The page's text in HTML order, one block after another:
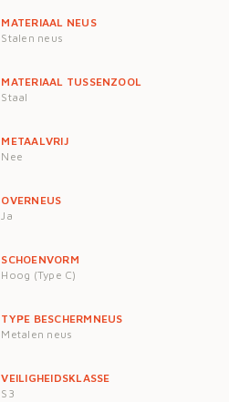
MATERIAAL NEUS
Stalen neus
MATERIAAL TUSSENZOOL
Staal
METAALVRIJ
Nee
OVERNEUS
Ja
SCHOENVORM
Hoog (Type C)
TYPE BESCHERMNEUS
Metalen neus
VEILIGHEIDSKLASSE
S3